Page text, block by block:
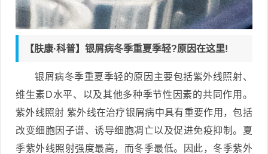
【肤康·科普】银屑病冬季重夏季轻?原因在这里!
银屑病冬季重夏季轻的原因主要包括紫外线照射、
维生素D水平、以及其他多种季节性因素的共同作用。
紫外线照射 紫外线在治疗银屑病中具有重要作用，包括
改变细胞因子谱、诱导细胞凋亡以及促进免疫抑制。夏
季紫外线照射强度最高，而冬季最低。因此，冬季紫外